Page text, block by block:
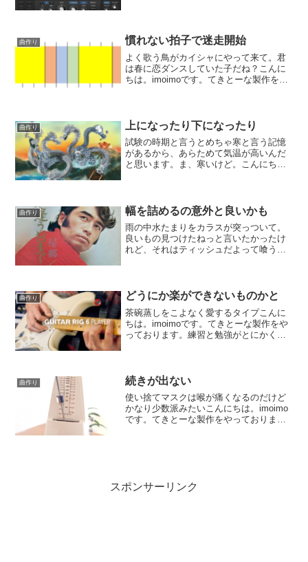
りミックスもとっても...
曲作り 慣れない拍子で迷走開始
よく歌う鳥がカイシャにやって来て。君
は春に恋ダンスしていた子だね？こんに
ちは。imoimoです。てきとーな製作をや
デデデみたいな...
曲作り 上になったり下になったり
試験の時期と言うとめちゃ寒と言う記憶
があるから、あらためて気温が高いんだ
と思います。ま、寒いけど。こんにち
かも。作業の方は、セ...
曲作り 幅を詰めるの意外と良いかも
雨の中水たまりをカラスが突っついて。
良いもの見つけたねっと言いたかったけ
れど、それはティッシュだよって喰うん
と言うのは結局普通...
曲作り どうにか楽ができないものかと
茶碗蒸しをこよなく愛するタイプこんに
ちは。imoimoです。てきとーな製作をや
っております。練習と勉強がとにかく大
ンジしまして。よう...
曲作り 続きが出ない
使い捨てマスクは喉が痛くなるのだけど
かなり少数派みたいこんにちは。imoimo
です。てきとーな製作をやっておりま
スポンサーリンク